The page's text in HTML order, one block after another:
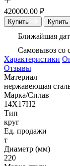
420000.00 ₽
Купить
Ближайшая
Самовывоз со
Характеристики
Отзывы
Материал
нержавеющая
Марка/Сплав
14Х17Н2
Тип
круг
Ед. продажи
т
Диаметр (мм)
220